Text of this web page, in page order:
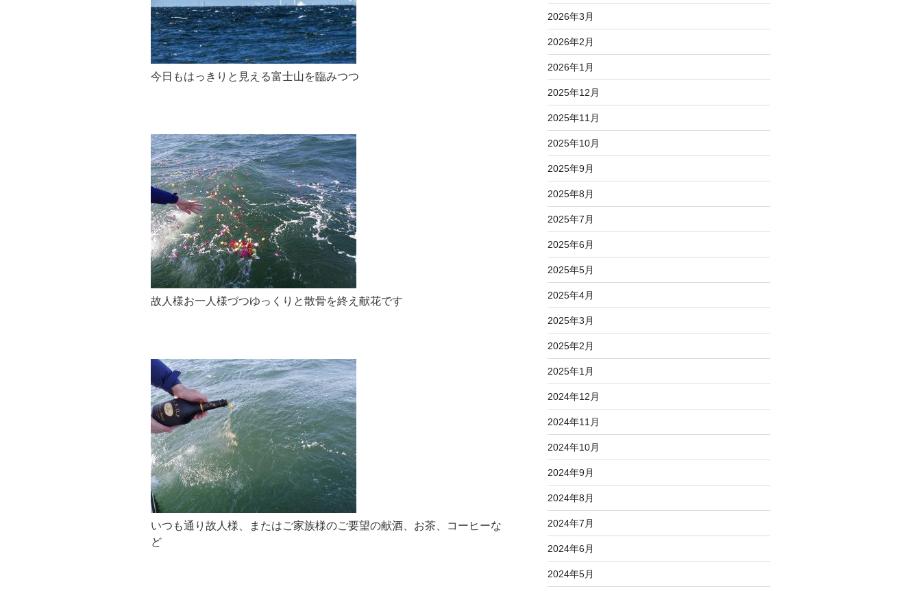
今日もはっきりと見える富士山を臨みつつ
故人様お一人様づつゆっくりと散骨を終え献花です
いつも通り故人様、またはご家族様のご要望の献酒、お茶、コーヒーな
ど
2026年3月
2026年2月
2026年1月
2025年12月
2025年11月
2025年10月
2025年9月
2025年8月
2025年7月
2025年6月
2025年5月
2025年4月
2025年3月
2025年2月
2025年1月
2024年12月
2024年11月
2024年10月
2024年9月
2024年8月
2024年7月
2024年6月
2024年5月